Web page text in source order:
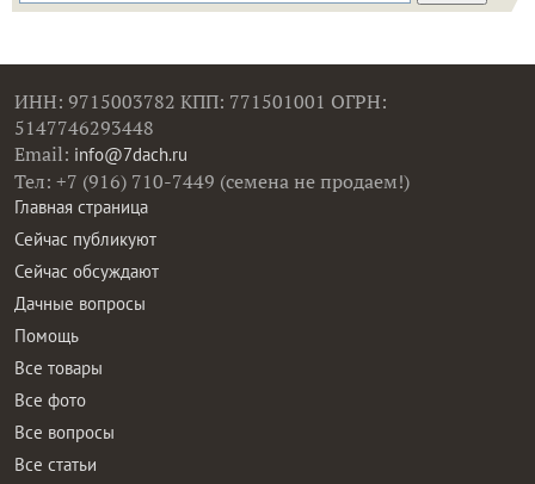
ИНН: 9715003782 КПП: 771501001 ОГРН:
5147746293448
Email: info@7dach.ru
Тел: +7 (916) 710-7449 (семена не продаем!)
Главная страница
Сейчас публикуют
Сейчас обсуждают
Дачные вопросы
Помощь
Все товары
Все фото
Все вопросы
Все статьи